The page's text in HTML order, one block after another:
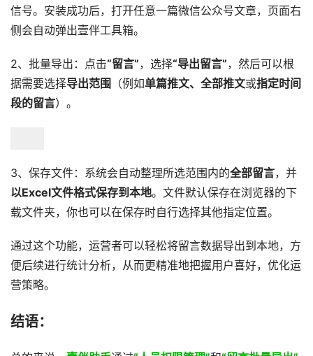
信号。安装成功后，打开任意一篇微信公众号文章，页面右
侧会自动弹出壹伴工具箱。
2、批量导出：点击“留言”，选择“导出留言”，然后可以根
据需要选择导出范围 （例如单篇推文、全部推文或指定时间
段的留言）。
3、保存文件：系统会自动整理所选范围内的全部留言，并
以Excel文件格式保存到本地。文件默认保存在浏览器的下
载文件夹，你也可以在保存时自行选择其他指定位置。
通过这个功能，运营者可以轻松将留言数据导出到本地，方
便后续进行统计分析，从而更精准地把握用户喜好，优化运
营策略。
结语：